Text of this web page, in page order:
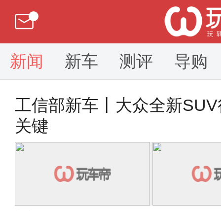
新闻 新车 测评 导购
工信部新车丨大众全新
关键